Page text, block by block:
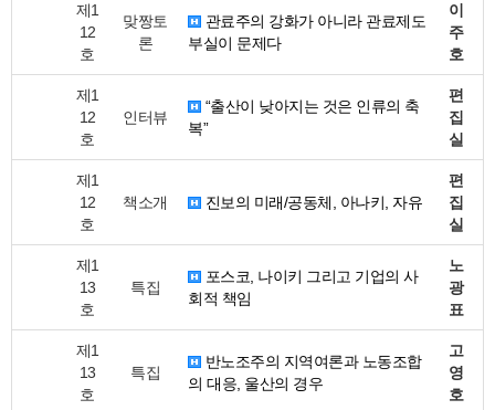
제1
12
호
맞짱토
론
관료주의 강화가 아니라 관료제도
부실이 문제다
이
주
호
제1
12
호
인터뷰
“출산이 낮아지는 것은 인류의 축
복”
편
집
실
제1
12
호
책소개 진보의 미래/공동체, 아나키, 자유
편
집
실
제1
13
호
특집
포스코, 나이키 그리고 기업의 사
회적 책임
노
광
표
제1
13
호
특집
반노조주의 지역여론과 노동조합
의 대응, 울산의 경우
고
영
호